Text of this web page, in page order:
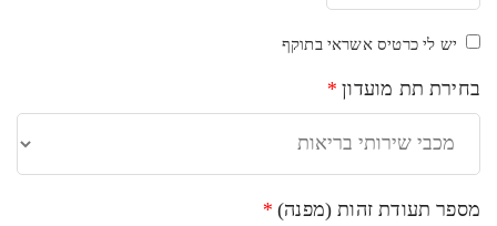
יש לי כרטיס אשראי בתוקף
בחירת תת מועדון *
מספר תעודת זהות (מפנה)*